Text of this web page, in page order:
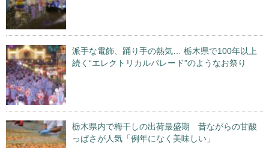
派手な電飾、踊り手の熱気… 栃木県で100年以上
続く“エレクトリカルパレード”のようなお祭り
栃木県内で梅干しの出荷最盛期 昔ながらの甘酸
っぱさが人気「例年になく美味しい」